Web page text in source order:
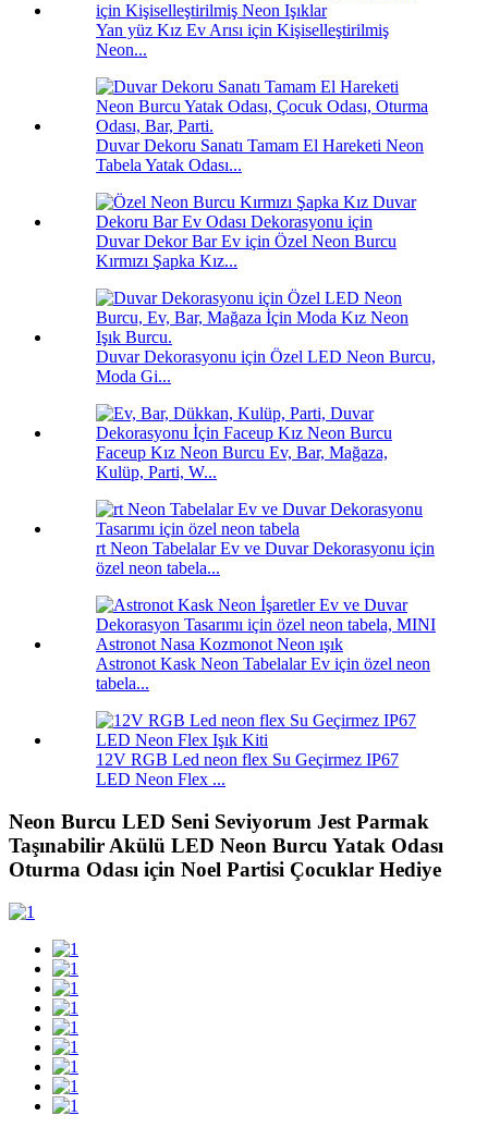
Yan yüz Kız Ev Arısı için Kişiselleştirilmiş
Neon...
Duvar Dekoru Sanatı Tamam El Hareketi Neon
Tabela Yatak Odası...
Duvar Dekor Bar Ev için Özel Neon Burcu
Kırmızı Şapka Kız...
Duvar Dekorasyonu için Özel LED Neon Burcu,
Moda Gi...
Faceup Kız Neon Burcu Ev, Bar, Mağaza,
Kulüp, Parti, W...
rt Neon Tabelalar Ev ve Duvar Dekorasyonu için
özel neon tabela...
Astronot Kask Neon Tabelalar Ev için özel neon
tabela...
12V RGB Led neon flex Su Geçirmez IP67
LED Neon Flex ...
Neon Burcu LED Seni Seviyorum Jest Parmak
Taşınabilir Akülü LED Neon Burcu Yatak Odası
Oturma Odası için Noel Partisi Çocuklar Hediye